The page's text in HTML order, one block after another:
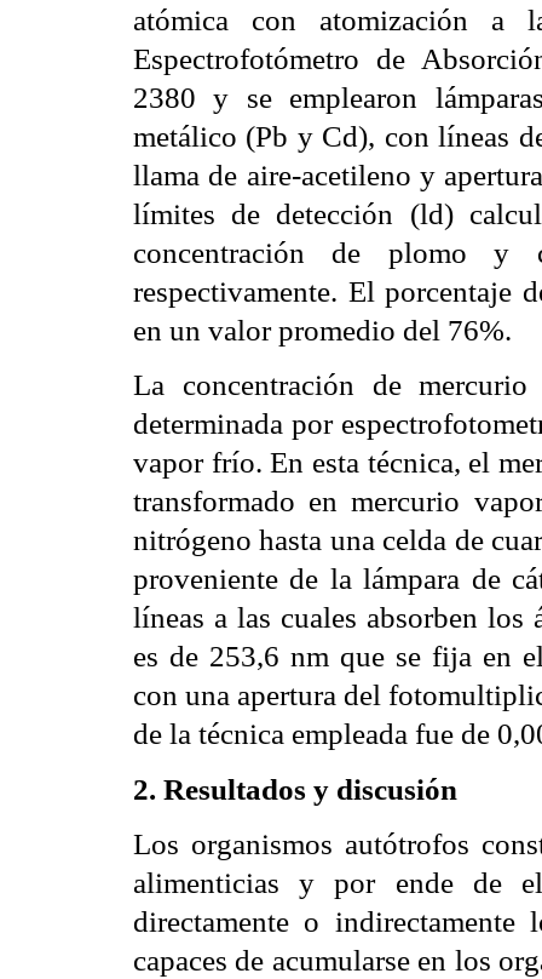
atómica con atomización
Espectrofotómetro de
2380 y se emplearon
metálico (Pb y Cd), con líneas
llama de aire-acetileno y
límites de detección (ld)
concentración de plomo
respectivamente. El porcentaje
en un valor promedio del 76%.
La concentración de
determinada por
vapor frío. En esta técnica, el
transformado en mercurio
nitrógeno hasta una celda de
proveniente de la lámpara de
líneas a las cuales absorben los
es de 253,6 nm que se fija en
con una apertura del
de la técnica empleada fue de
2. Resultados y discusión
Los organismos autótrofos
alimenticias y por ende de
directamente o indirectamente
capaces de acumularse en los